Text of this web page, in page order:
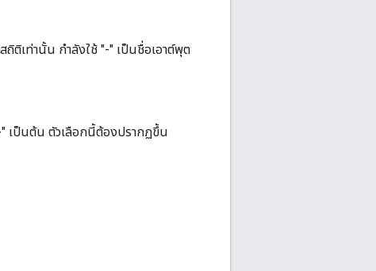
สถิติเท่านั้น กำลังใช้ "-" เป็นชื่อเอาต์พุต
เป็นต้น ตัวเลือกนี้ต้องปรากฏขึ้น